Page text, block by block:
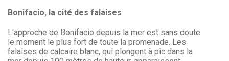
Bonifacio, la cité des falaises
L'approche de Bonifacio depuis la mer est sans doute
le moment le plus fort de toute la promenade. Les
falaises de calcaire blanc, qui plongent à pic dans la